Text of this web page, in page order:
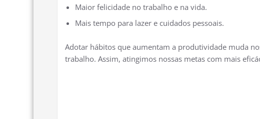
Maior felicidade no trabalho e na vida.
Mais tempo para lazer e cuidados pessoais.
Adotar hábitos que aumentam a produtividade muda
trabalho. Assim, atingimos nossas metas com mais